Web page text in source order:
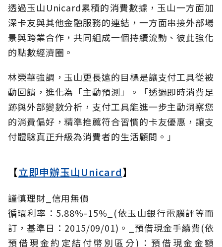
透過玉山Unicard累積的消費數據，玉山一方面加
深卡友與其他金融服務的連結，一方面串接外部場
景與跨業合作，共同組成一個持續流動、彼此強化
的點數經濟圈。
林榮華強調，玉山更長遠的目標是讓支付工具從被
動回饋，進化為「主動預測」。「透過即時消費足
跡與外部變數分析，支付工具能進一步主動洞察您
的消費偏好，精準推薦符合習慣的卡友優惠，讓支
付體驗真正升級為消費者的生活顧問。」
【立即申辦玉山Unicard】
謹慎理財_信用無價
循環利率：5.88%-15%_(依玉山銀行電腦評等而
訂，基準日：2015/09/01)。_預借現金手續費(依
預借現金約定結付幣別區分)：預借現金金額